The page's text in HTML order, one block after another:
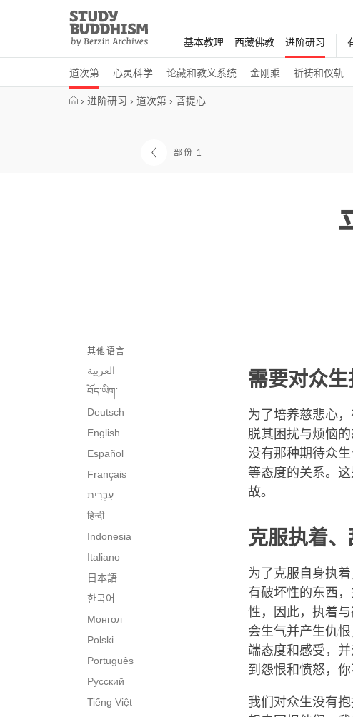
Study
Buddhism
Home
基本教理 西藏佛教 进阶研习
道次第 心灵科学 论藏和教义系统 金刚乘 祈祷和仪轨
› 进阶研习 › 道次第 › 菩提心
部份 1
其他语言
العربية
བོད་ཡིག་
Deutsch
English
Español
Français
हिन्दी
Indonesia
Italiano
日本語
한국어
Монгол
Polski
Português
Русский
Tiếng Việt
需要对众
为了培养慈悲心
脱其困扰与烦恼
没有那种期待众
等态度的关系。
故。
克服执着
为了克服自身执
有破坏性的东西
性，因此，执着
会生气并产生仇
端态度和感受，
到怨恨和愤怒，
我们对众生没有